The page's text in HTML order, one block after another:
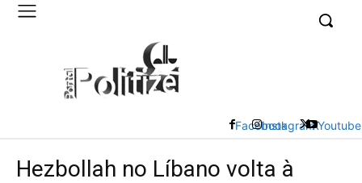
FacebookInstagramXYoutube
Hezbollah no Líbano volta à